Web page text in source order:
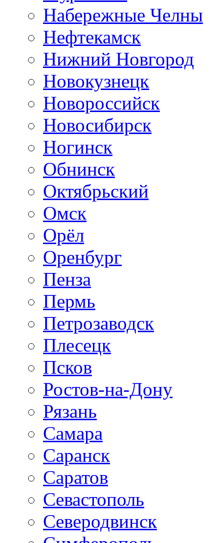
Набережные Челны
Нефтекамск
Нижний Новгород
Новокузнецк
Новороссийск
Новосибирск
Ногинск
Обнинск
Октябрьский
Омск
Орёл
Оренбург
Пенза
Пермь
Петрозаводск
Плесецк
Псков
Ростов-на-Дону
Рязань
Самара
Саранск
Саратов
Севастополь
Северодвинск